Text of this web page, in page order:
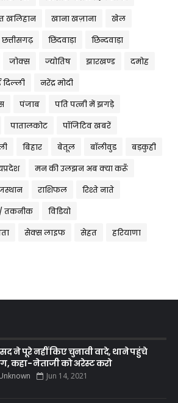
खलिहान खाना खज़ाना खेल
छत्तीसगढ़ छिंदवाड़ा छिन्दवाड़ा
जोक्स ज्योतिष झारखण्ड दमोह
दिल्ली नरेंद्र मोदी
पंजाब पति पत्नी में झगड़े
पातालकोट पॉजिटिव खबरें
बिहार बेतूल बॉलीवुड बड़कुही
मन की उलझन अब क्या करूँ
राशिफल रिश्ते नाते
तकनीक विडियो
सेक्स लाइफ सेहत हरियाणा
ने पूरे नहीं किए चुनावी वादे, थाने पहुंचे
कहा- नेताजी को अरेस्ट करो
Jun 14, 2021